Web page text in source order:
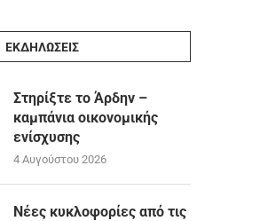
ΕΚΔΗΛΩΣΕΙΣ
Στηρίξτε το Άρδην –
καμπάνια οικονομικής
ενίσχυσης
4 Αυγούστου 2026
Νέες κυκλοφορίες από τις